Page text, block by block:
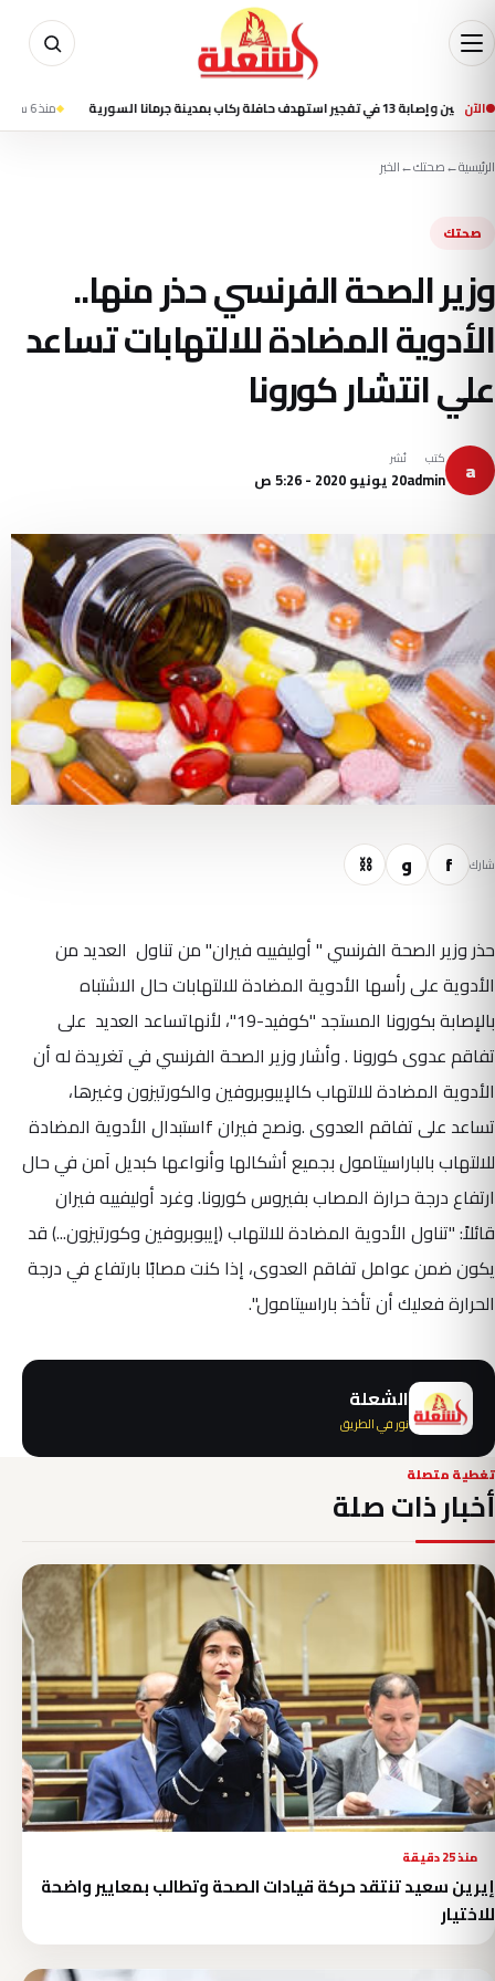
الآن
بمدينة جرمانا السورية منذ 6 ساعة تسنيم:
الرئيسية←صحتك←الخبر
صحتك
وزير الصحة الفرنسي حذر منها..
الأدوية المضادة للالتهابات تساعد
علي انتشار كورونا
a كتب
admin
نُشر
20 يونيو 2020 - 5:26 ص
شارك f و ⛓
حذر وزير الصحة الفرنسي " أوليفييه فيران" من تناول العديد من
الأدوية على رأسها الأدوية المضادة للالتهابات حال الاشتباه
بالإصابة بكورونا المستجد "كوفيد-19"، لأنهاتساعد العديد على
تفاقم عدوى كورونا . وأشار وزير الصحة الفرنسي في تغريدة له أن
الأدوية المضادة للالتهاب كالإيبوبروفين والكورتيزون وغيرها،
تساعد على تفاقم العدوى .ونصح فيران fاستبدال الأدوية المضادة
للالتهاب بالباراسيتامول بجميع أشكالها وأنواعها كبديل آمن في حال
ارتفاع درجة حرارة المصاب بفيروس كورونا. وغرد أوليفييه فيران
قائلاً: "تناول الأدوية المضادة للالتهاب (إيبوبروفين وكورتيزون...) قد
يكون ضمن عوامل تفاقم العدوى، إذا كنت مصابًا بارتفاع في درجة
الحرارة فعليك أن تأخذ باراسيتامول".
الشعلة
نور في الطريق
تغطية متصلة
أخبار ذات صلة
منذ 25 دقيقة
إيرين سعيد تنتقد حركة قيادات الصحة وتطالب بمعايير واضحة
للاختيار